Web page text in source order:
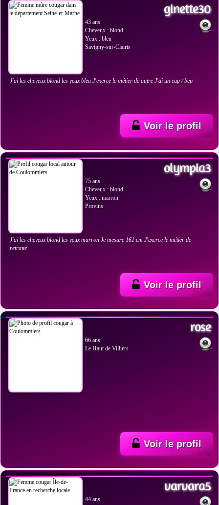
ginette30
43 ans
Cheveux : blond
Yeux : bleu
Savigny-sur-Clairis
J'ai les cheveux blond les yeux bleu J'exerce le métier de autre J'ai un cap / bep
Voir le profil
olympia3
75 ans
Cheveux : blond
Yeux : marron
Provins
J'ai les cheveux blond les yeux marron Je mesure 161 cm J'exerce le métier de
retraité
Voir le profil
rose
66 ans
Le Haut de Villiers
Voir le profil
varvara5
44 ans